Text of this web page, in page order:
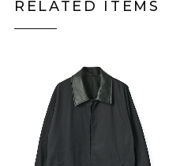
RELATED ITEMS